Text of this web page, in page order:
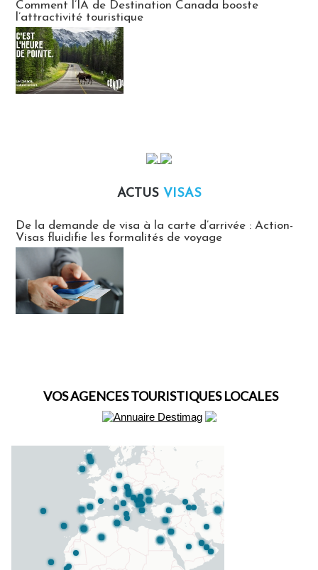
Comment l’IA de Destination Canada booste
l’attractivité touristique
ACTUS VISAS
De la demande de visa à la carte d’arrivée : Action-
Visas fluidifie les formalités de voyage
VOS AGENCES TOURISTIQUES LOCALES